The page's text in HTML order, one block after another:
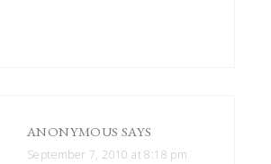
ANONYMOUS SAYS
September 7, 2010 at 8:18 pm